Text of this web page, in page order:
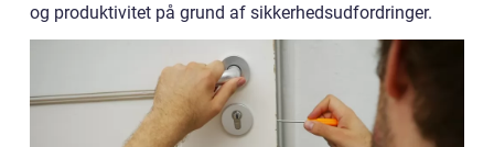
og produktivitet på grund af sikkerhedsudfordringer.